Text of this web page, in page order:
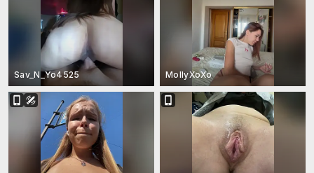
Sav_N_Yo4525 MollyXoXo